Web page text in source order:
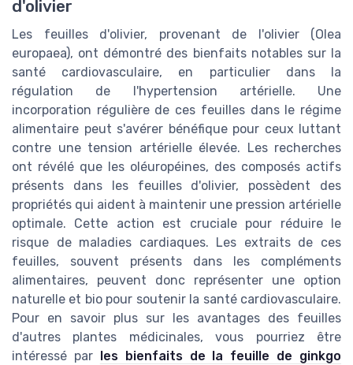
d'olivier
Les feuilles d'olivier, provenant de l'olivier (Olea
europaea), ont démontré des bienfaits notables sur la
santé cardiovasculaire, en particulier dans la
régulation de l'hypertension artérielle. Une
incorporation régulière de ces feuilles dans le régime
alimentaire peut s'avérer bénéfique pour ceux luttant
contre une tension artérielle élevée. Les recherches
ont révélé que les oléuropéines, des composés actifs
présents dans les feuilles d'olivier, possèdent des
propriétés qui aident à maintenir une pression artérielle
optimale. Cette action est cruciale pour réduire le
risque de maladies cardiaques. Les extraits de ces
feuilles, souvent présents dans les compléments
alimentaires, peuvent donc représenter une option
naturelle et bio pour soutenir la santé cardiovasculaire.
Pour en savoir plus sur les avantages des feuilles
d'autres plantes médicinales, vous pourriez être
intéressé par les bienfaits de la feuille de ginkgo